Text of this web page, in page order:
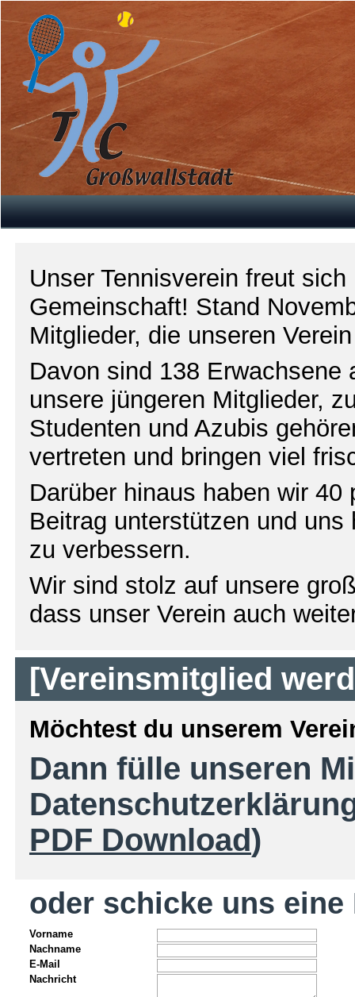
Unser Tennisverein freut
Gemeinschaft! Stand
Mitglieder, die unseren
Davon sind 138
unsere jüngeren Mitglieder,
Studenten und Azubis
vertreten und bringen viel
Darüber hinaus haben wir
Beitrag unterstützen und
zu verbessern.
Wir sind stolz auf unsere
dass unser Verein auch
[Vereinsmitglied
Möchtest du unserem
Dann fülle unseren
PDF Download)
oder schicke uns
Vorname
Nachname
E-Mail
Nachricht